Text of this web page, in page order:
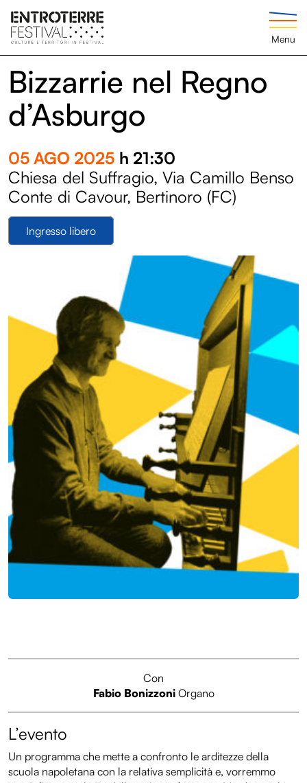
Menu
Bizzarrie nel Regno
d’Asburgo
05 AGO 2025 h 21:30
Chiesa del Suffragio, Via Camillo Benso
Conte di Cavour, Bertinoro (FC)
Ingresso libero
Con
Fabio Bonizzoni Organo
L’evento
Un programma che mette a confronto le arditezze della
scuola napoletana con la relativa semplicità e, vorremmo